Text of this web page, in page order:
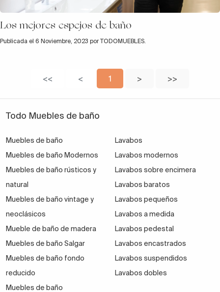
Los mejores espejos de baño
Publicada el 6 Noviembre, 2023 por TODOMUEBLES.
<< < 1 > >>
Todo Muebles de baño
Muebles de baño
Muebles de baño Modernos
Muebles de baño rústicos y
natural
Muebles de baño vintage y
neoclásicos
Mueble de baño de madera
Muebles de baño Salgar
Muebles de baño fondo
reducido
Muebles de baño
Lavabos
Lavabos modernos
Lavabos sobre encimera
Lavabos baratos
Lavabos pequeños
Lavabos a medida
Lavabos pedestal
Lavabos encastrados
Lavabos suspendidos
Lavabos dobles